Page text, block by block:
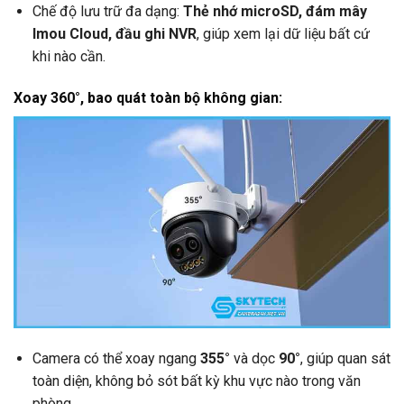
Chế độ lưu trữ đa dạng: Thẻ nhớ microSD, đám mây
Imou Cloud, đầu ghi NVR, giúp xem lại dữ liệu bất cứ
khi nào cần.
Xoay 360°, bao quát toàn bộ không gian:
Camera có thể xoay ngang 355° và dọc 90°, giúp quan sát
toàn diện, không bỏ sót bất kỳ khu vực nào trong văn